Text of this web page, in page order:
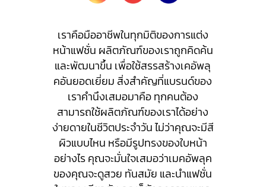
เราคือมืออาชีพในทุกมิติของการแต่ง
หน้าแฟชั่น ผลิตภัณฑ์ของเราถูกคิดค้น
และพัฒนาขึ้น เพื่อใช้สรรสร้างเคอัพลุ
คอันยอดเยี่ยม สิ่งสำคัญที่แบรนด์ของ
เราคำนึงเสมอมาคือ ทุกคนต้อง
สามารถใช้ผลิตภัณฑ์ของเราได้อย่าง
ง่ายดายในชีวิตประจำวัน ไม่ว่าคุณจะมีสี
ผิวแบบไหน หรือมีรูปทรงของใบหน้า
อย่างไร คุณจะมั่นใจเสมอว่าเมคอัพลุค
ของคุณจะดูสวย ทันสมัย และนำแฟชั่น